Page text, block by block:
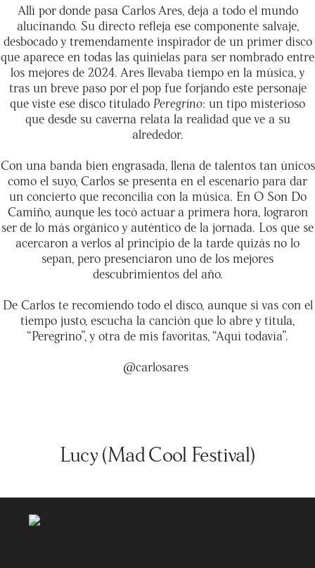
Allí por donde pasa Carlos Ares, deja a todo el mundo
alucinando. Su directo refleja ese componente salvaje,
desbocado y tremendamente inspirador de un primer disco
que aparece en todas las quinielas para ser nombrado entre
los mejores de 2024. Ares llevaba tiempo en la música, y
tras un breve paso por el pop fue forjando este personaje
que viste ese disco titulado Peregrino: un tipo misterioso
que desde su caverna relata la realidad que ve a su
alrededor.
Con una banda bien engrasada, llena de talentos tan únicos
como el suyo, Carlos se presenta en el escenario para dar
un concierto que reconcilia con la música. En O Son Do
Camiño, aunque les tocó actuar a primera hora, lograron
ser de lo más orgánico y auténtico de la jornada. Los que se
acercaron a verlos al principio de la tarde quizás no lo
sepan, pero presenciaron uno de los mejores
descubrimientos del año.
De Carlos te recomiendo todo el disco, aunque si vas con el
tiempo justo, escucha la canción que lo abre y titula,
“Peregrino”, y otra de mis favoritas, “Aquí todavía”.
@carlosares
Lucy (Mad Cool Festival)